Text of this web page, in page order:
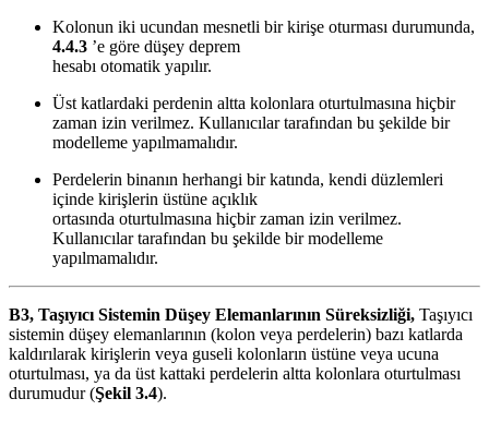
Kolonun iki ucundan mesnetli bir kirişe oturması durumunda,
4.4.3 ’e göre düşey deprem
hesabı otomatik yapılır.
Üst katlardaki perdenin altta kolonlara oturtulmasına hiçbir
zaman izin verilmez. Kullanıcılar tarafından bu şekilde bir
modelleme yapılmamalıdır.
Perdelerin binanın herhangi bir katında, kendi düzlemleri
içinde kirişlerin üstüne açıklık
ortasında oturtulmasına hiçbir zaman izin verilmez.
Kullanıcılar tarafından bu şekilde bir modelleme
yapılmamalıdır.
B3, Taşıyıcı Sistemin Düşey Elemanlarının Süreksizliği, Taşıyıcı
sistemin düşey elemanlarının (kolon veya perdelerin) bazı katlarda
kaldırılarak kirişlerin veya guseli kolonların üstüne veya ucuna
oturtulması, ya da üst kattaki perdelerin altta kolonlara oturtulması
durumudur (Şekil 3.4).